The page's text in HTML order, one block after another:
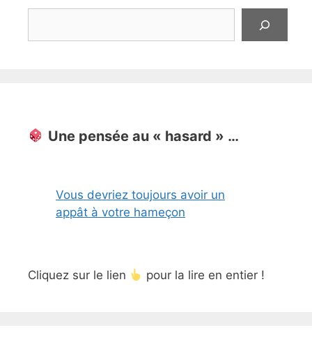
Une pensée au « hasard » …
Vous devriez toujours avoir un
appât à votre hameçon
Cliquez sur le lien pour la lire en entier !